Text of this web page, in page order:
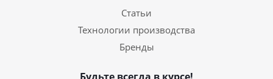
Статьи
Технологии производства
Бренды